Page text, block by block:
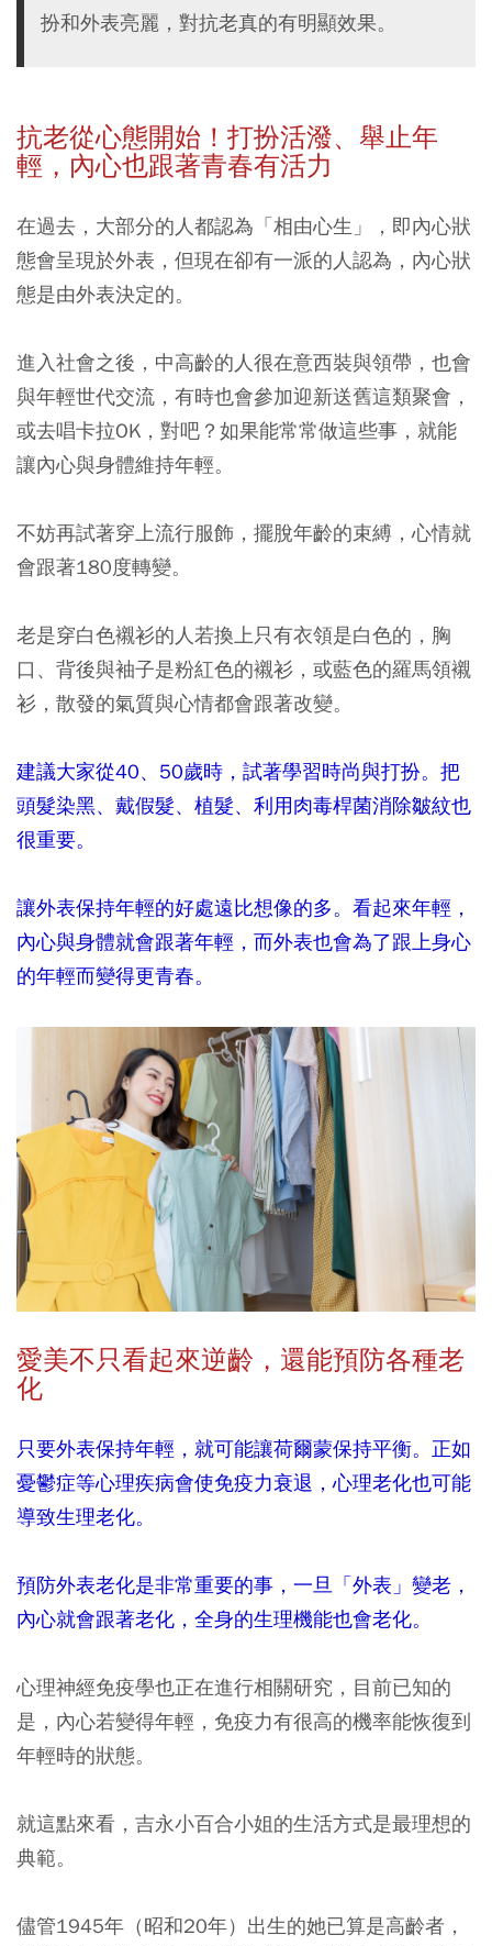
扮和外表亮麗，對抗老真的有明顯效果。
抗老從心態開始！打扮活潑、 舉止年
輕， 內心也跟著青春有活力
在過去，大部分的人都認為「相由心生」，即內心狀
態會呈現於外表，但現在卻有一派的人認為，內心狀
態是由外表決定的。
進入社會之後，中高齡的人很在意西裝與領帶，也會
與年輕世代交流，有時也會參加迎新送舊這類聚會，
或去唱卡拉OK，對吧？如果能常常做這些事，就能
讓內心與身體維持年輕。
不妨再試著穿上流行服飾，擺脫年齡的束縛，心情就
會跟著180度轉變。
老是穿白色襯衫的人若換上只有衣領是白色的，胸
口、背後與袖子是粉紅色的襯衫，或藍色的羅馬領襯
衫，散發的氣質與心情都會跟著改變。
建議大家從40、50歲時，試著學習時尚與打扮。把
頭髮染黑、戴假髮、植髮、利用肉毒桿菌消除皺紋也
很重要。
讓外表保持年輕的好處遠比想像的多。看起來年輕，
內心與身體就會跟著年輕，而外表也會為了跟上身心
的年輕而變得更青春。
愛美不只看起來逆齡，還能預防各種老
化
只要外表保持年輕，就可能讓荷爾蒙保持平衡。正如
憂鬱症等心理疾病會使免疫力衰退，心理老化也可能
導致生理老化。
預防外表老化是非常重要的事，一旦「外表」變老，
內心就會跟著老化，全身的生理機能也會老化。
心理神經免疫學也正在進行相關研究，目前已知的
是，內心若變得年輕，免疫力有很高的機率能恢復到
年輕時的狀態。
就這點來看，吉永小百合小姐的生活方式是最理想的
典範。
儘管1945年（昭和20年）出生的她已算是高齡者，